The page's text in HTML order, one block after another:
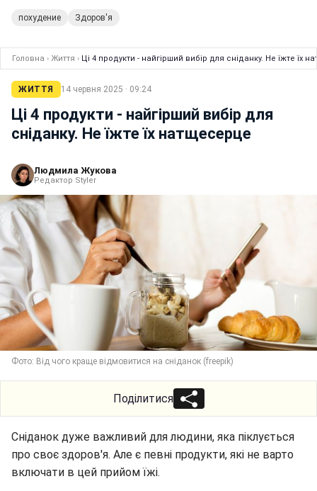
похудение Здоров'я
Головна › Життя › Ці 4 продукти - найгірший вибір для сніданку. Не їжте їх
ЖИТТЯ 14 червня 2025 · 09:24
Ці 4 продукти - найгірший вибір для
сніданку. Не їжте їх натщесерце
Людмила Жукова
Редактор Styler
Фото: Від чого краще відмовитися на сніданок (freepik)
Поділитися
Сніданок дуже важливий для людини, яка піклується
про своє здоров'я. Але є певні продукти, які не варто
включати в цей прийом їжі.